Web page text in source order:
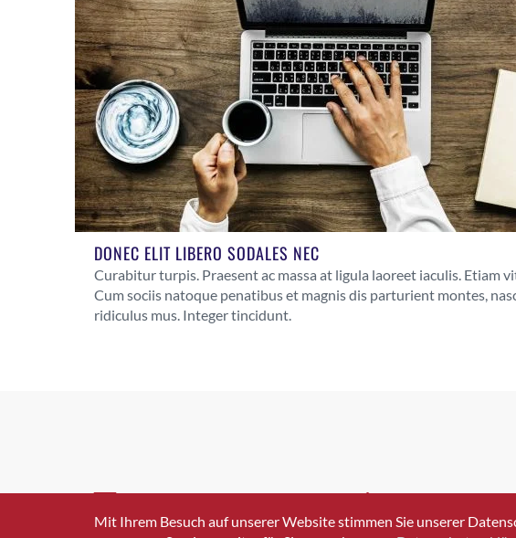
DONEC ELIT LIBERO SODALES NEC
Curabitur turpis. Praesent ac massa at ligula laoreet iaculis. Etiam
Cum sociis natoque penatibus et magnis dis parturient montes,
ridiculus mus. Integer tincidunt.
INFO@SWISSICT.CH +41 43 336 40 20
Mit Ihrem Besuch auf unserer Website stimmen Sie unserer